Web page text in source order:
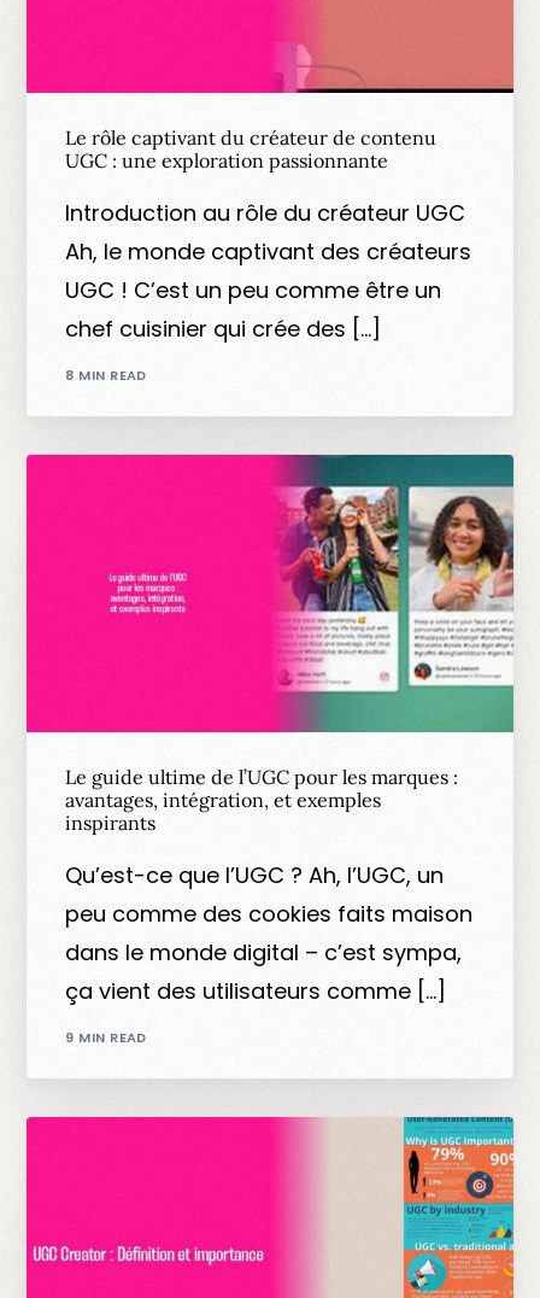
Le rôle captivant du créateur de contenu
UGC : une exploration passionnante
Introduction au rôle du créateur UGC
Ah, le monde captivant des créateurs
UGC ! C’est un peu comme être un
chef cuisinier qui crée des […]
8 MIN READ
Le guide ultime de l’UGC pour les marques :
avantages, intégration, et exemples
inspirants
Qu’est-ce que l’UGC ? Ah, l’UGC, un
peu comme des cookies faits maison
dans le monde digital – c’est sympa,
ça vient des utilisateurs comme […]
9 MIN READ